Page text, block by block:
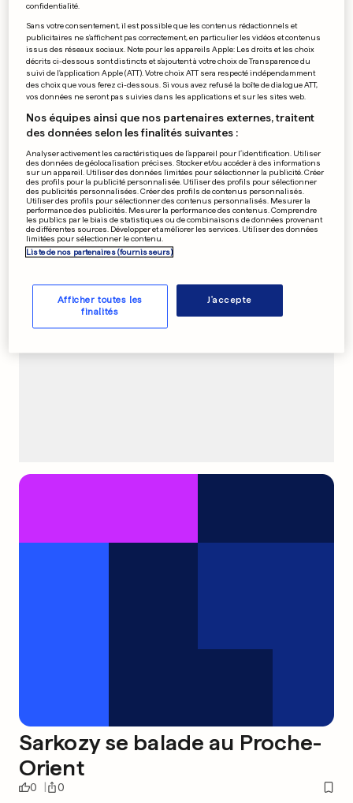
Maddie: De nouvelles
preuves contre les McCann
0 0
Il survit à une chute de 152
mètres
0 0
PUBLICITÉ
Sarkozy se balade au Proche-
Orient
0 0
confidentialité.
Sans votre consentement, il est possible que les contenus rédactionnels et
publicitaires ne s'affichent pas correctement, en particulier les vidéos et contenus
issus des réseaux sociaux. Note pour les appareils Apple: Les droits et les choix
décrits ci-dessous sont distincts et s'ajoutent à votre choix de Transparence du
suivi de l'application Apple (ATT). Votre choix ATT sera respecté indépendamment
des choix que vous ferez ci-dessous. Si vous avez refusé la boîte de dialogue ATT,
vos données ne seront pas suivies dans les applications et sur les sites web.
Nos équipes ainsi que nos partenaires externes, traitent
des données selon les finalités suivantes :
Analyser activement les caractéristiques de l’appareil pour l’identification. Utiliser
des données de géolocalisation précises. Stocker et/ou accéder à des informations
sur un appareil. Utiliser des données limitées pour sélectionner la publicité. Créer
des profils pour la publicité personnalisée. Utiliser des profils pour sélectionner
des publicités personnalisées. Créer des profils de contenus personnalisés.
Utiliser des profils pour sélectionner des contenus personnalisés. Mesurer la
performance des publicités. Mesurer la performance des contenus. Comprendre
les publics par le biais de statistiques ou de combinaisons de données provenant
de différentes sources. Développer et améliorer les services. Utiliser des données
limitées pour sélectionner le contenu.
Liste de nos partenaires (fournisseurs)
Afficher toutes les
finalités
J'accepte